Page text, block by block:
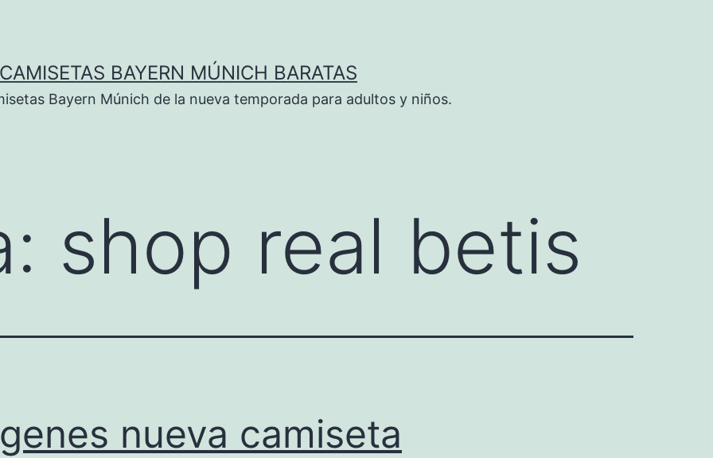
CAMISETAS BAYERN MÚNICH BARATAS
Bayern Múnich de la nueva temporada para adultos y niños.
shop real betis
nueva camiseta